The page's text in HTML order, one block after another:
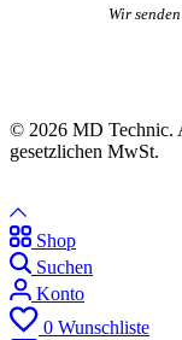
Wir
© 2026 MD Technic.
gesetzlichen MwSt.
Shop
Suchen
Konto
0 Wunschliste